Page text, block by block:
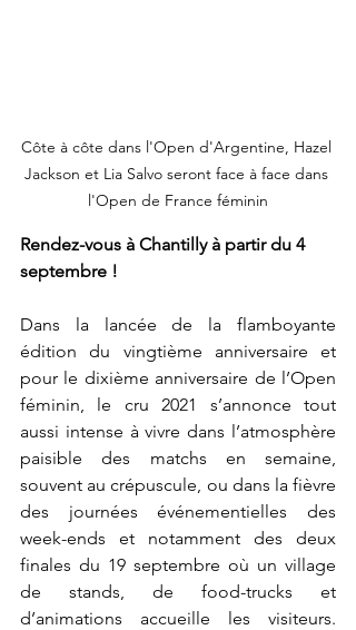
Côte à côte dans l'Open d'Argentine, Hazel
Jackson et Lia Salvo seront face à face dans
l'Open de France féminin
Rendez-vous à Chantilly à partir du 4
septembre !
Dans la lancée de la flamboyante
édition du vingtième anniversaire et
pour le dixième anniversaire de l’Open
féminin, le cru 2021 s’annonce tout
aussi intense à vivre dans l’atmosphère
paisible des matchs en semaine,
souvent au crépuscule, ou dans la fièvre
des journées événementielles des
week-ends et notamment des deux
finales du 19 septembre où un village
de stands, de food-trucks et
d’animations accueille les visiteurs.